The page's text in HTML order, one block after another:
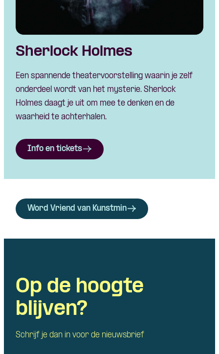
Sherlock Holmes
Een spannende theatervoorstelling waarin je zelf
onderdeel wordt van het mysterie. Sherlock
Holmes daagt je uit om mee te denken en de
waarheid te achterhalen.
Info en tickets
Word Vriend van Kunstmin
Op de hoogte
blijven?
Schrijf je dan in voor de nieuwsbrief